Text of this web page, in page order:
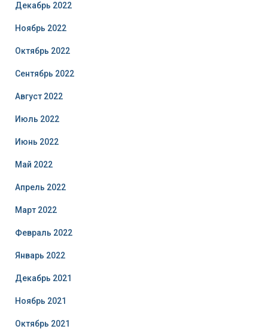
Декабрь 2022
Ноябрь 2022
Октябрь 2022
Сентябрь 2022
Август 2022
Июль 2022
Июнь 2022
Май 2022
Апрель 2022
Март 2022
Февраль 2022
Январь 2022
Декабрь 2021
Ноябрь 2021
Октябрь 2021